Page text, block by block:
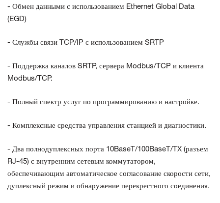
- Обмен данными с использованием Ethernet Global Data
(EGD)
- Службы связи TCP/IP с использованием SRTP
- Поддержка каналов SRTP, сервера Modbus/TCP и клиента
Modbus/TCP.
- Полный спектр услуг по программированию и настройке.
- Комплексные средства управления станцией и диагностики.
- Два полнодуплексных порта 10BaseT/100BaseT/TX (разъем
RJ-45) с внутренним сетевым коммутатором,
обеспечивающим автоматическое согласование скорости сети,
дуплексный режим и обнаружение перекрестного соединения.